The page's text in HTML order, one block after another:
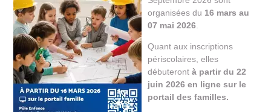
organisées du 16 mars au
07 mai 2026
Quant aux inscriptions
périscolaires, elles
débuterontà partir du 22
juin 2026 en ligne sur le
portail des familles.